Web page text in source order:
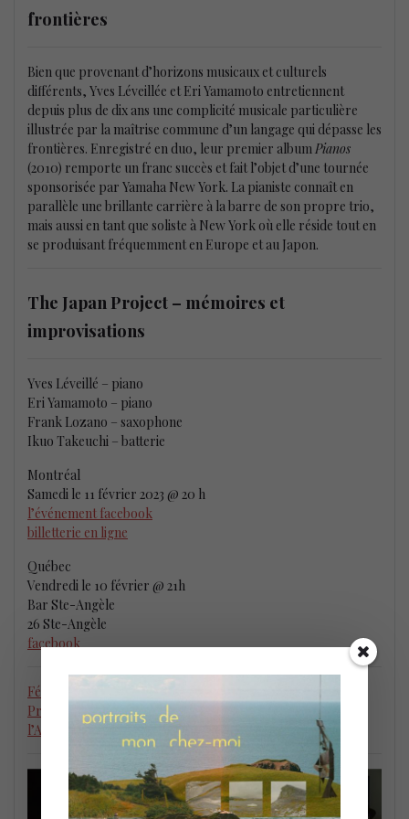
frontières
Bien que provenant d’horizons musicaux et culturels
différents, Yves Léveillée et Eri Yamamoto entretiennent
depuis plus de dix ans une complicité musicale particulière
illustrée par la maîtrise commune d’un langage qui dépasse les
frontières. Enregistré en duo, leur premier albumPianos
(2010) remporte un franc succès et fait l’objet d’une tournée
sponsorisée par Yamaha New York. La pianiste connaît en
parallèle une brillante carrière à la barre de son propre trio,
mais aussi en tant que soliste à New York où elle réside tout en
se produisant fréquemment en Europe et au Japon.
The Japan Project – mémoires et
improvisations
Yves Léveillé – piano
Eri Yamamoto – piano
Frank Lozano – saxophone
Ikuo Takeuchi – batterie
Montréal
Samedi le 11 février 2023 @ 20 h
l’événement facebook
billetterie en ligne
Québec
Vendredi le 10 février @ 21h
Bar Ste-Angèle
26 Ste-Angèle
facebook
Félicitations au pianiste Yves Léveillé qui s’est vu décerner le
Prix Opus le 5 février 2023 dans la catégorie Création de
l’Année pourL’Échelle du temps